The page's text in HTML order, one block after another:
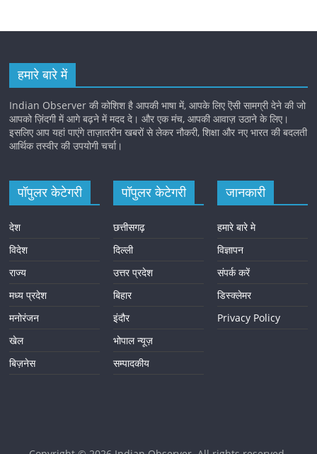
हमारे बारे में
Indian Observer की कोशिश है आपकी भाषा में, आपके लिए ऎसी सामग्री देने की जो
आपको ज़िंदगी में आगे बढ़ने में मदद दे। और एक मंच, आपकी आवाज़ उठाने के लिए।
इसलिए आप यहां पाएंगे ताज़ातरीन खबरों से लेकर नौकरी, शिक्षा और नए भारत की बदलती
आर्थिक तस्वीर की उपयोगी चर्चा।
पॉपुलर केटेगरी
देश
विदेश
राज्य
मध्य प्रदेश
मनोरंजन
खेल
बिज़नेस
पॉपुलर केटेगरी
छत्तीसगढ़
दिल्ली
उत्तर प्रदेश
बिहार
इंदौर
भोपाल न्यूज़
सम्पादकीय
जानकारी
हमारे बारे मे
विज्ञापन
संपर्क करें
डिस्क्लेमर
Privacy Policy